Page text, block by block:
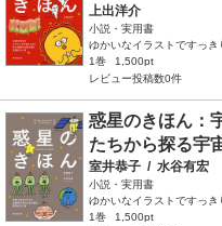
上出洋介
小説・実用書
ゆかいなイラストですっき
1巻
1,500pt
レビュー投稿数0件
惑星のきほん：
たちから探る宇
室井恭子 / 水谷有宏
小説・実用書
ゆかいなイラストですっき
1巻
1,500pt